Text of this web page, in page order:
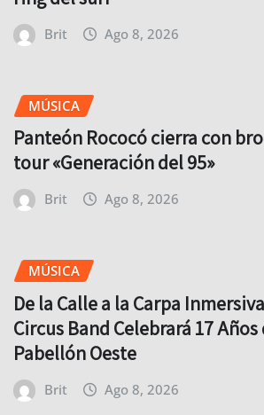
Brit Ago 8, 2026
MÚSICA
Panteón Rococó cierra con
tour «Generación del 95»
Brit Ago 8, 2026
MÚSICA
De la Calle a la Carpa
Circus Band Celebrará 17
Pabellón Oeste
Brit Ago 8, 2026